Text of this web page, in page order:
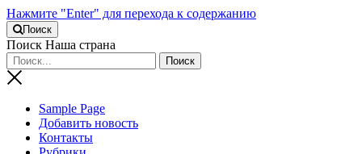
Нажмите "Enter" для перехода к содержанию
Поиск
Поиск Наша страна
Sample Page
Добавить новость
Контакты